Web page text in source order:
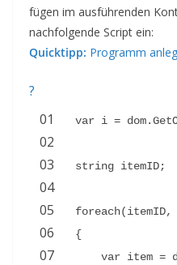
fügen im ausführenden
nachfolgende Script ein:
Quicktipp: Programm
?
01
02
03
04
05
06
07
var i =
string itemID;
foreach(itemID,
{
var item =